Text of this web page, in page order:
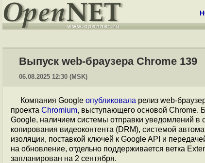
Выпуск web-браузера Chrome 139
06.08.2025 12:30 (MSK)
Компания Google опубликовала релиз web-
проекта Chromium, выступающего основой Chrome.
Google, наличием системы отправки уведомлений
копирования видеоконтента (DRM), системой
изоляции, поставкой ключей к Google API и
на обновление, отдельно поддерживается ветка
запланирован на 2 сентября.